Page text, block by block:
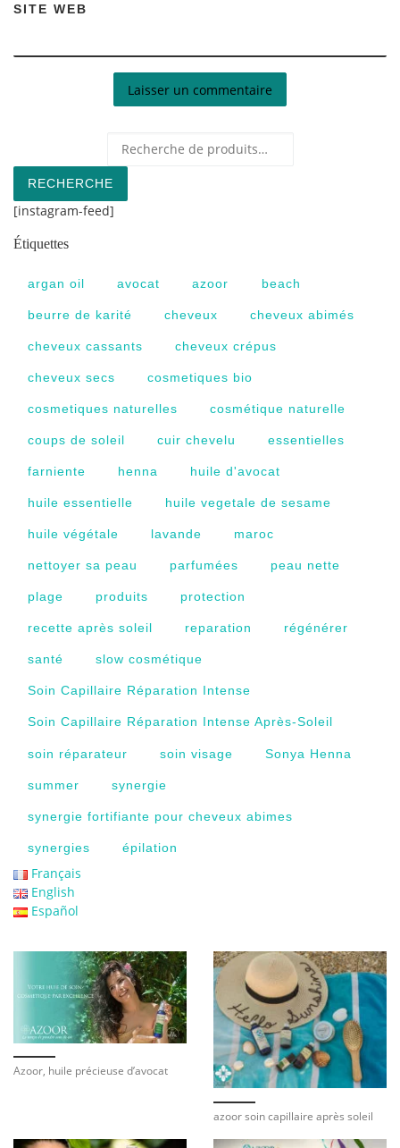
SITE WEB
RECHERCHE
[instagram-feed]
Étiquettes
argan oil avocat azoor beach
beurre de karité cheveux cheveux abimés
cheveux cassants cheveux crépus
cheveux secs cosmetiques bio
cosmetiques naturelles cosmétique naturelle
coups de soleil cuir chevelu essentielles
farniente henna huile d'avocat
huile essentielle huile vegetale de sesame
huile végétale lavande maroc
nettoyer sa peau parfumées peau nette
plage produits protection
recette après soleil reparation régénérer
santé slow cosmétique
Soin Capillaire Réparation Intense
Soin Capillaire Réparation Intense Après-Soleil
soin réparateur soin visage Sonya Henna
summer synergie
synergie fortifiante pour cheveux abimes
synergies épilation
Français
English
Español
Azoor, huile précieuse d’avocat
azoor soin capillaire après soleil